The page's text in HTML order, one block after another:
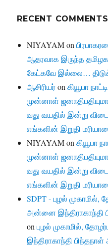
RECENT COMMENTS
NIYAYAMon
ஆதரவாக இருந்த
கேட்கவே இல்லை…
ஆசிரியர்onகியூபா
முன்னாள்
வது வயதில் இன்று
எங்களின் இறுதி
NIYAYAMonகியூபா
முன்னாள்
வது வயதில் இன்று
எங்களின் இறுதி
SDPT - புழல் முகாமில்,
அன்னை இந்திராகாந்தி
onபுழல் முகாமில்,
இந்திராகாந்தி